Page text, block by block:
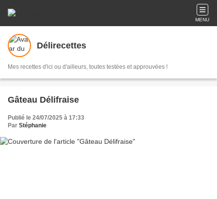
MENU
Délirecettes
Mes recettes d'ici ou d'ailleurs, toutes testées et approuvées !
Gâteau Délifraise
Publié le 24/07/2025 à 17:33
Par Stéphanie